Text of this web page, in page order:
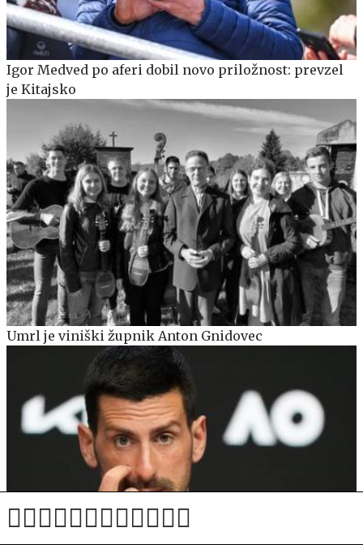
Igor Medved po aferi dobil novo priložnost: prevzel
je Kitajsko
Umrl je viniški župnik Anton Gnidovec